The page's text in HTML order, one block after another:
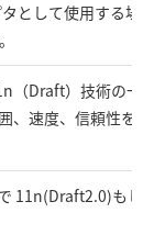
として使用する場
（Draft）技術の一
、速度、信頼性を
11n(Draft2.0)もし